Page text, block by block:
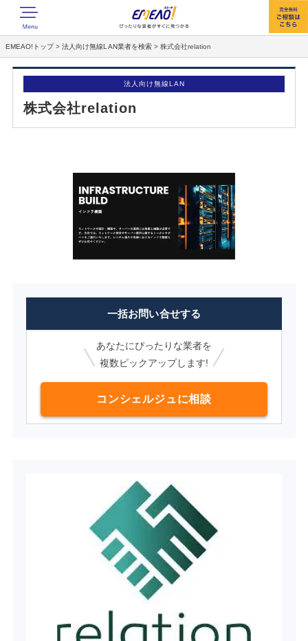
EMEAO!トップ >法人向け無線LAN業者を検索 > 株式会社relation
法人向け無線LAN
株式会社relation
一括お問い合せする
あなたにぴったりな業者を
複数ピックアップします!
コンシェルジュに相談